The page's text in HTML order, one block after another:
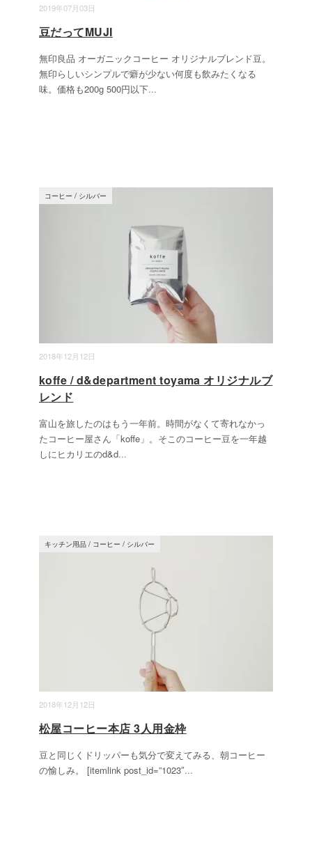
2019年07月03日
豆だってMUJI
無印良品 オーガニックコーヒー オリジナルブレンド豆。
無印らしいシンプルで癖が少ない何度も飲みたくなる
味。価格も200g 500円以下...
2018年12月12日
コーヒー / シルバー
koffe / d&department toyama オリジナルブ
レンド
富山を旅したのはもう一年前。時間がなくて寄れなかっ
たコーヒー屋さん「koffe」。そこのコーヒー豆を一年越
しにヒカリエのd&d...
2018年12月12日
キッチン用品 / コーヒー / シルバー
松屋コーヒー本店 3人用金枠
豆と同じくドリッパーも気分で変えてみる、朝コーヒー
の愉しみ。 [itemlink post_id=”1023″...